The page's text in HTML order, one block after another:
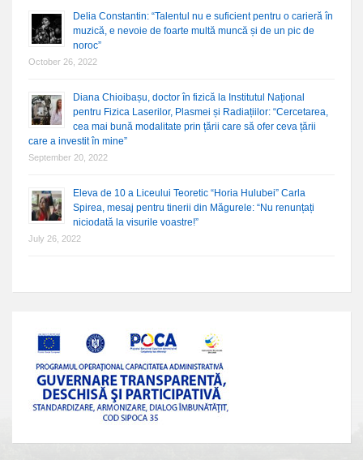
Delia Constantin: “Talentul nu e suficient pentru o carieră în
muzică, e nevoie de foarte multă muncă și de un pic de
noroc”
October 26, 2022
Diana Chioibașu, doctor în fizică la Institutul Național
pentru Fizica Laserilor, Plasmei și Radiațiilor: “Cercetarea,
cea mai bună modalitate prin țării care să ofer ceva țării
care a investit în mine”
September 20, 2022
Eleva de 10 a Liceului Teoretic “Horia Hulubei” Carla
Spirea, mesaj pentru tinerii din Măgurele: “Nu renunțați
niciodată la visurile voastre!”
July 26, 2022